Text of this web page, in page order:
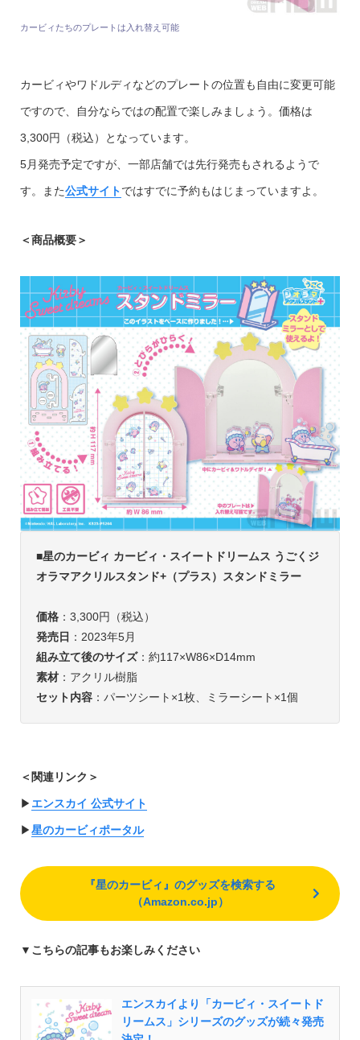
カービィたちのプレートは入れ替え可能
カービィやワドルディなどのプレートの位置も自由に変更可能
ですので、自分ならではの配置で楽しみましょう。価格は
3,300円（税込）となっています。
5月発売予定ですが、一部店舗では先行発売もされるようで
す。また公式サイトではすでに予約もはじまっていますよ。
＜商品概要＞
■星のカービィ カービィ・スイートドリームス うごくジ
オラマアクリルスタンド+（プラス）スタンドミラー
価格：3,300円（税込）
発売日 ：2023年5月
組み立て後のサイズ：約117×W86×D14mm
素材：アクリル樹脂
セット内容：パーツシート×1枚、ミラーシート×1個
＜関連リンク＞
▶︎ エンスカイ 公式サイト
▶︎星のカービィポータル
『星のカービィ』のグッズを検索する
（Amazon.co.jp）
▼ こちらの記事もお楽しみください
エンスカイより「カービィ・スイートド
リームス」シリーズのグッズが続々発売